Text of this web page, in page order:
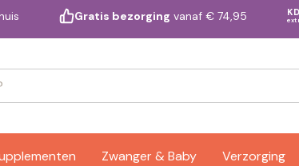
Gratis bezorging vanaf € 74,95
Zwanger & Baby Verzorging